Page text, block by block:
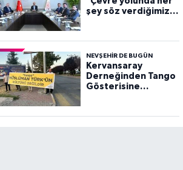
şey söz verdiğimiz
NEVŞEHIR DE BUGÜN
Kervansaray
Derneğinden Tango
Gösterisine